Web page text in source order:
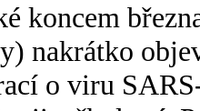
koncem
nakrátko
o viru